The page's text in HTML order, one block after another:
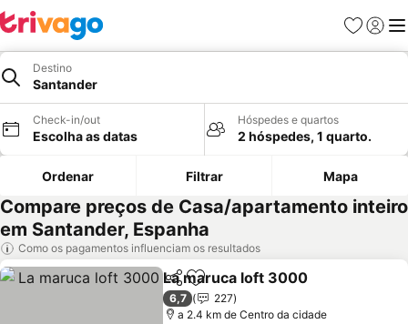
Favoritos
Iniciar
Destino
Santander
Check-in/out
Escolha as datas
Hóspedes e quartos
2 hóspedes, 1 quarto.
Ordenar Filtrar Mapa
Compare preços de Casa/apartamento inteiro
em Santander, Espanha
Como os pagamentos influenciam os resultados
PartilharAdicionar aos favoritos
La maruca loft 3000
6,7
227
a 2.4 km de Centro da cidade